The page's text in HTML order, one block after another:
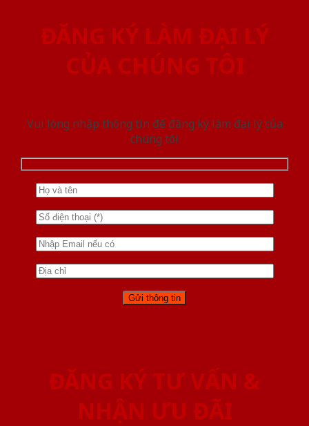
ĐĂNG KÝ LÀM ĐẠI LÝ
CỦA CHÚNG TÔI
Vui lòng nhập thông tin để đăng ký làm đại lý của
chúng tôi
ĐĂNG KÝ TƯ VẤN &
NHẬN ƯU ĐÃI